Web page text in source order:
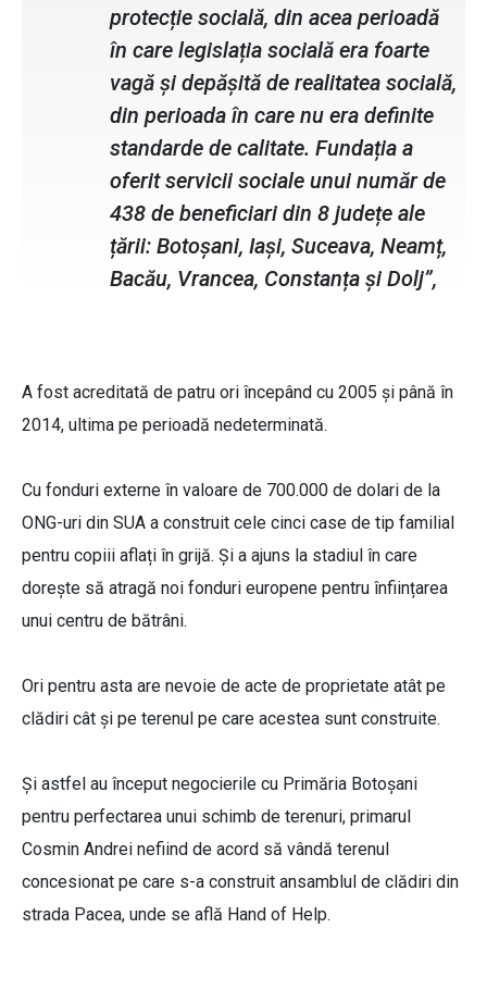
protecție socială, din acea perioadă
în care legislația socială era foarte
vagă și depășită de realitatea socială,
din perioada în care nu era definite
standarde de calitate. Fundația a
oferit servicii sociale unui număr de
438 de beneficiari din 8 județe ale
țării: Botoșani, Iași, Suceava, Neamț,
Bacău, Vrancea, Constanța și Dolj”,
A fost acreditată de patru ori începând cu 2005 și până în
2014, ultima pe perioadă nedeterminată.
Cu fonduri externe în valoare de 700.000 de dolari de la
ONG-uri din SUA a construit cele cinci case de tip familial
pentru copiii aflați în grijă. Și a ajuns la stadiul în care
dorește să atragă noi fonduri europene pentru înființarea
unui centru de bătrâni.
Ori pentru asta are nevoie de acte de proprietate atât pe
clădiri cât și pe terenul pe care acestea sunt construite.
Și astfel au început negocierile cu Primăria Botoșani
pentru perfectarea unui schimb de terenuri, primarul
Cosmin Andrei nefiind de acord să vândă terenul
concesionat pe care s-a construit ansamblul de clădiri din
strada Pacea, unde se află Hand of Help.